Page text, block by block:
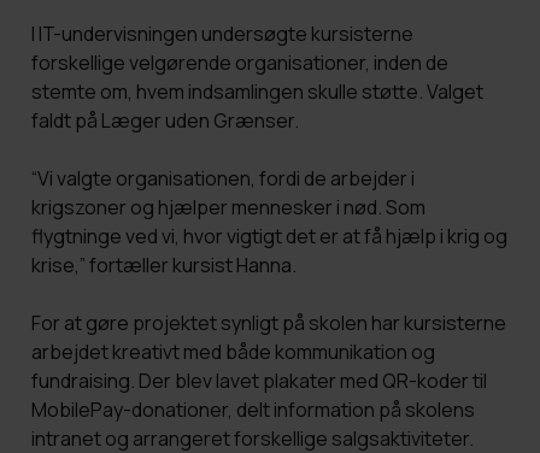
I IT-undervisningen undersøgte kursisterne
forskellige velgørende organisationer, inden de
stemte om, hvem indsamlingen skulle støtte. Valget
faldt på Læger uden Grænser.
“Vi valgte organisationen, fordi de arbejder i
krigszoner og hjælper mennesker i nød. Som
flygtninge ved vi, hvor vigtigt det er at få hjælp i krig og
krise,” fortæller kursist Hanna.
For at gøre projektet synligt på skolen har kursisterne
arbejdet kreativt med både kommunikation og
fundraising. Der blev lavet plakater med QR-koder til
MobilePay-donationer, delt information på skolens
intranet og arrangeret forskellige salgsaktiviteter.